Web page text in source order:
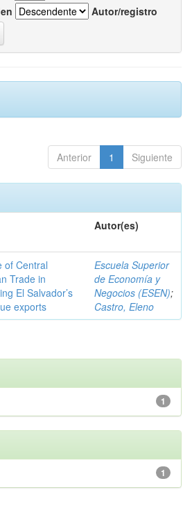
Autor/registro
Anterior 1 Siguiente
Autor(es)
of Central
Trade in
El Salvador’s
exports
Escuela Superior
de Economía y
Negocios (ESEN);
Castro, Eleno
1
1